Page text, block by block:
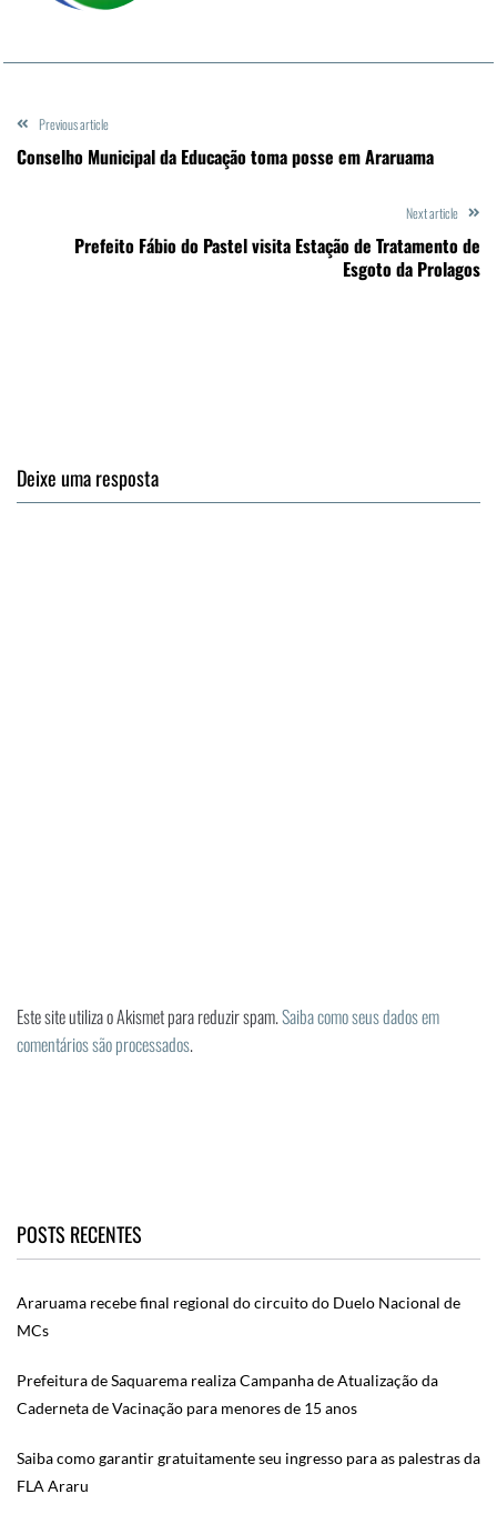
Previous article
Conselho Municipal da Educação toma posse em Araruama
Next article
Prefeito Fábio do Pastel visita Estação de Tratamento de
Esgoto da Prolagos
Deixe uma resposta
Este site utiliza o Akismet para reduzir spam.Saiba como seus dados em
comentários são processados.
POSTS RECENTES
Araruama recebe final regional do circuito do Duelo Nacional de
MCs
Prefeitura de Saquarema realiza Campanha de Atualização da
Caderneta de Vacinação para menores de 15 anos
Saiba como garantir gratuitamente seu ingresso para as palestras da
FLA Araru